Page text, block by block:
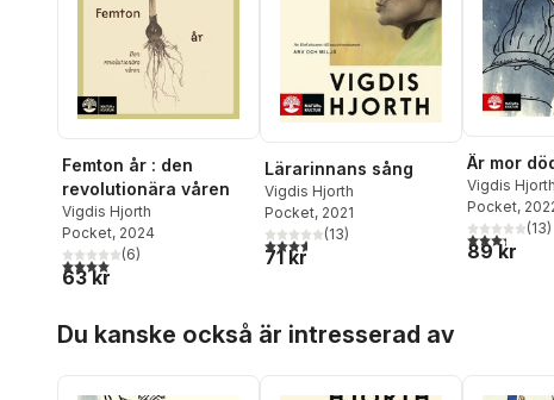
Femton år : den
revolutionära våren
Vigdis Hjorth
Pocket, 2024
4,0utav 5 stjärnor. Totalt antal röster:
(6)
63 kr
Lärarinnans sång
Vigdis Hjorth
Pocket, 2021
3,6utav 5 stjärnor. Totalt antal röster:
(13)
71 kr
Är mor
Vigdis Hjorth
Pocket,
3,3utav 5(13)
89 kr
Du kanske också är intresserad av